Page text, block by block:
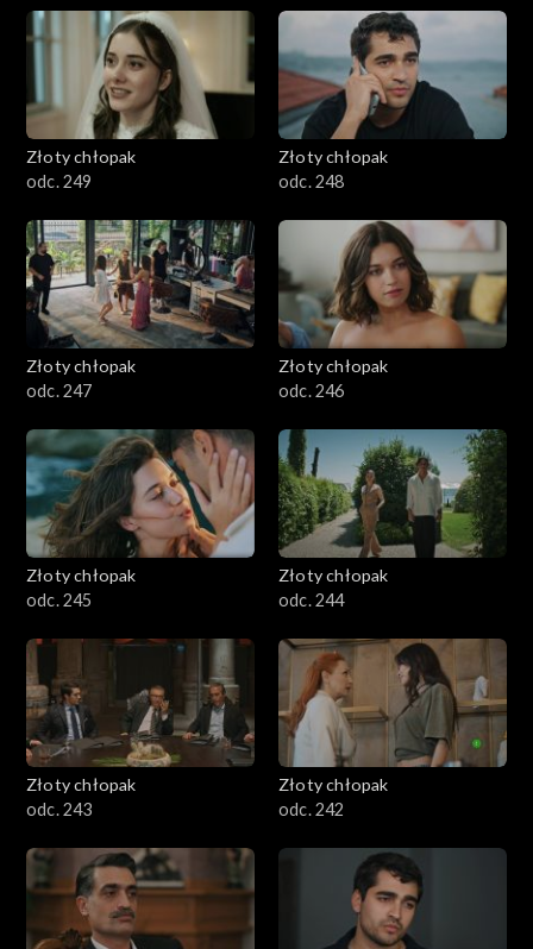
Złoty chłopak
odc. 249
Złoty chłopak
odc. 248
Złoty chłopak
odc. 247
Złoty chłopak
odc. 246
Złoty chłopak
odc. 245
Złoty chłopak
odc. 244
Złoty chłopak
odc. 243
Złoty chłopak
odc. 242